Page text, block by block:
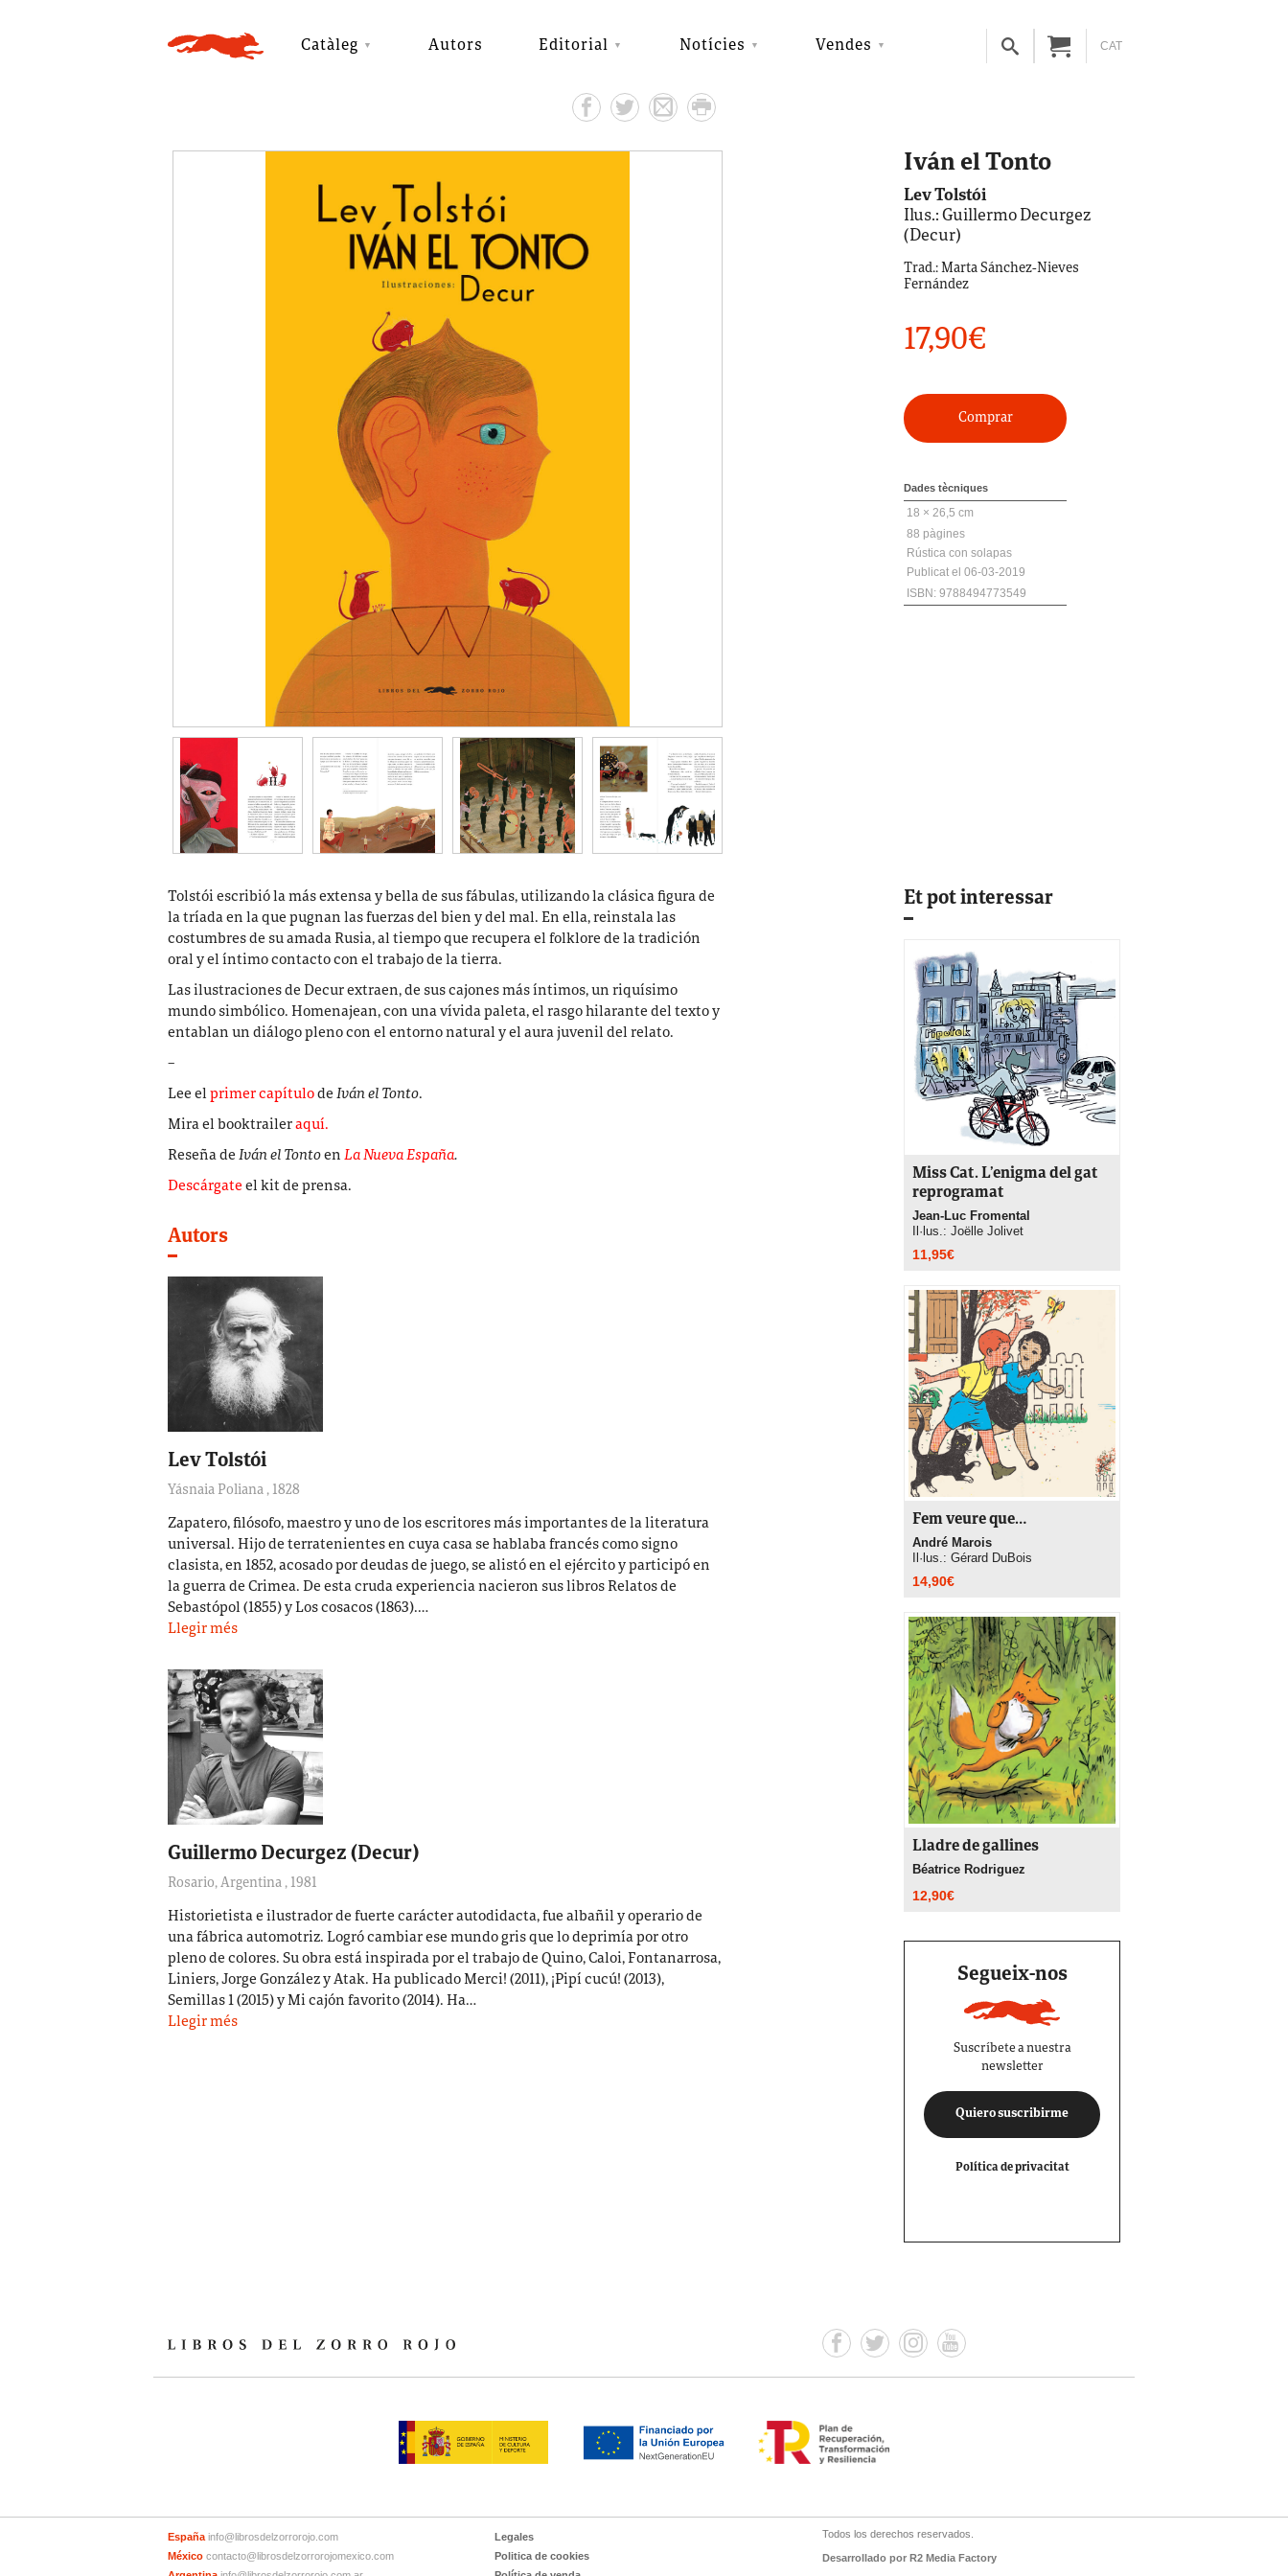
Catàleg Autors Editorial Notícies Vendes CAT
Iván el Tonto
Lev Tolstói
Ilus.: Guillermo Decurgez
(Decur)
Trad.: Marta Sánchez-Nieves
Fernández
17,90€
Comprar
Dades tècniques
18 × 26,5 cm
88
Rústica con solapas
06-03-2019
ISBN: 9788494773549
Tolstói escribió la más extensa y bella de sus fábulas, utilizando la clásica figura de
la tríada en la que pugnan las fuerzas del bien y del mal. En ella, reinstala las
costumbres de su amada Rusia, al tiempo que recupera el folklore de la tradición
oral y el íntimo contacto con el trabajo de la tierra.
Las ilustraciones de Decur extraen, de sus cajones más íntimos, un riquísimo
mundo simbólico. Homenajean, con una vívida paleta, el rasgo hilarante del texto y
entablan un diálogo pleno con el entorno natural y el aura juvenil del relato.
–
Lee el primer capítulode Iván el Tonto.
Mira el booktraileraquí.
Reseña de Iván el Tontoen La Nueva España.
Descárgate el kit de prensa.
Autors
Lev Tolstói
Yásnaia Poliana , 1828
Zapatero, filósofo, maestro y uno de los escritores más importantes de la literatura
universal. Hijo de terratenientes en cuya casa se hablaba francés como signo
clasista, en 1852, acosado por deudas de juego, se alistó en el ejército y participó en
la guerra de Crimea. De esta cruda experiencia nacieron sus libros Relatos de
Sebastópol (1855) y Los cosacos (1863).…
Llegir més
Guillermo Decurgez (Decur)
Rosario, Argentina , 1981
Historietista e ilustrador de fuerte carácter autodidacta, fue albañil y operario de
una fábrica automotriz. Logró cambiar ese mundo gris que lo deprimía por otro
pleno de colores. Su obra está inspirada por el trabajo de Quino, Caloi, Fontanarrosa,
Liniers, Jorge González y Atak. Ha publicado Merci! (2011), ¡Pipí cucú! (2013),
Semillas 1 (2015) y Mi cajón favorito (2014). Ha…
Llegir més
Et pot interessar
Miss Cat. L’enigma del gat
reprogramat
Jean-Luc Fromental
Il·lus.: Joëlle Jolivet
11,95€
Fem veure que…
André Marois
Il·lus.: Gérard DuBois
14,90€
Lladre de gallines
Béatrice Rodriguez
12,90€
Segueix-nos
Suscríbete a nuestra
newsletter
Quiero suscribirme
Política de privacitat
España info@librosdelzorrorojo.com
México contacto@librosdelzorrorojomexico.com
Legales
Politica de cookies
Todos los derechos reservados.
Desarrollado por R2 Media Factory